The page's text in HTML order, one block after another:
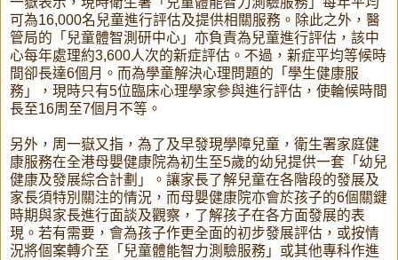
可為16,000名兒童進行評估及提供相關服務。除此之外，醫
管局的「兒童體智測研中心」亦負責為兒童進行評估，該中
心每年處理約3,600人次的新症評估。不過，新症平均等候時
間卻長達6個月。而為學童解決心理問題的「學生健康服
務」，現時只有5位臨床心理學家參與進行評估，使輪候時間
長至16周至7個月不等。
另外，周一嶽又指，為了及早發現學障兒童，衛生署家庭健
康服務在全港母嬰健康院為初生至5歲的幼兒提供一套「幼兒
健康及發展綜合計劃」。讓家長了解兒童在各階段的發展及
家長須特別關注的情況，而母嬰健康院亦會於孩子的6個關鍵
時期與家長進行面談及觀察，了解孩子在各方面發展的表
現。若有需要，會為孩子作更全面的初步發展評估，或按情
況將個案轉介至「兒童體能智力測驗服務」或其他專科作進